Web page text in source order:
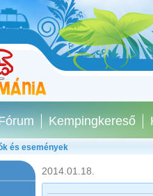
Kempingkereső
és események
2014.01.18.